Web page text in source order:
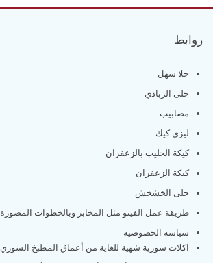
روابط
حلا سهل
حلى الزبادي
مصابيب
ليزي كيك
كيكة الحليب بالزعفران
كيكة الزعفران
حلى الخشخش
طريقة عمل الفينو مثل المخابز وبالخطوات المصورة
سياسة الخصوصية
اكلات سورية شهية للغاية من أعماق المطبخ السوري